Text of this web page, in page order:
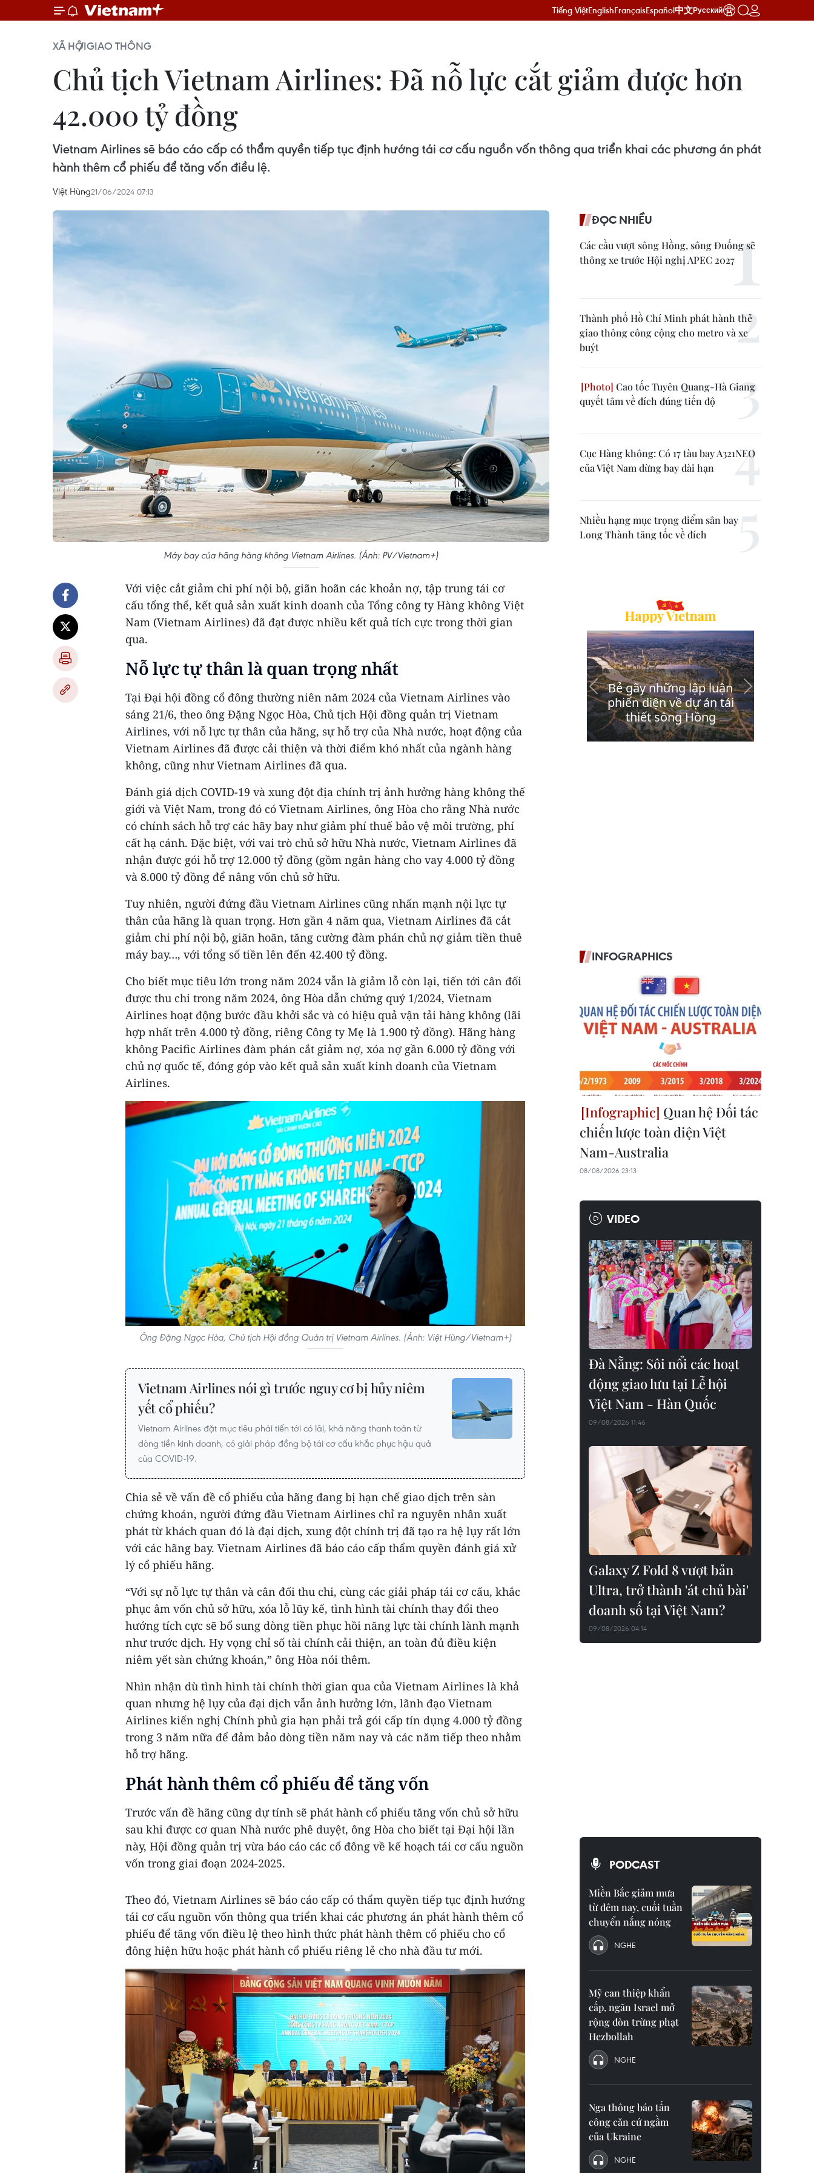
Tiếng ViệtEnglishFrançaisEspañol中文Русский
XÃ HỘIGIAO THÔNG
Chủ tịch Vietnam Airlines: Đã nỗ lực cắt giảm được hơn
42.000 tỷ đồng
Vietnam Airlines sẽ báo cáo cấp có thẩm quyền tiếp tục định hướng tái cơ cấu nguồn vốn thông qua triển khai các phương án phát
hành thêm cổ phiếu để tăng vốn điều lệ.
Việt Hùng21/06/2024 07:13
Máy bay của hãng hàng không Vietnam Airlines. (Ảnh: PV/Vietnam+)
Với việc cắt giảm chi phí nội bộ, giãn hoãn các khoản nợ, tập trung tái cơ
cấu tổng thể, kết quả sản xuất kinh doanh của Tổng công ty Hàng không Việt
Nam (Vietnam Airlines) đã đạt được nhiều kết quả tích cực trong thời gian
qua.
Nỗ lực tự thân là quan trọng nhất
Tại Đại hội đồng cổ đông thường niên năm 2024 của Vietnam Airlines vào
sáng 21/6, theo ông Đặng Ngọc Hòa, Chủ tịch Hội đồng quản trị Vietnam
Airlines, với nỗ lực tự thân của hãng, sự hỗ trợ của Nhà nước, hoạt động của
Vietnam Airlines đã được cải thiện và thời điểm khó nhất của ngành hàng
không, cũng như Vietnam Airlines đã qua.
Đánh giá dịch COVID-19 và xung đột địa chính trị ảnh hưởng hàng không thế
giới và Việt Nam, trong đó có Vietnam Airlines, ông Hòa cho rằng Nhà nước
có chính sách hỗ trợ các hãy bay như giảm phí thuế bảo vệ môi trường, phí
cất hạ cánh. Đặc biệt, với vai trò chủ sở hữu Nhà nước, Vietnam Airlines đã
nhận được gói hỗ trợ 12.000 tỷ đồng (gồm ngân hàng cho vay 4.000 tỷ đồng
và 8.000 tỷ đồng để nâng vốn chủ sở hữu.
Tuy nhiên, người đứng đầu Vietnam Airlines cũng nhấn mạnh nội lực tự
thân của hãng là quan trọng. Hơn gần 4 năm qua, Vietnam Airlines đã cắt
giảm chi phí nội bộ, giãn hoãn, tăng cường đàm phán chủ nợ giảm tiền thuê
máy bay…, với tổng số tiền lên đến 42.400 tỷ đồng.
Cho biết mục tiêu lớn trong năm 2024 vẫn là giảm lỗ còn lại, tiến tới cân đối
được thu chi trong năm 2024, ông Hòa dẫn chứng quý 1/2024, Vietnam
Airlines hoạt động bước đầu khởi sắc và có hiệu quả vận tải hàng không (lãi
hợp nhất trên 4.000 tỷ đồng, riêng Công ty Mẹ là 1.900 tỷ đồng). Hãng hàng
không Pacific Airlines đàm phán cắt giảm nợ, xóa nợ gần 6.000 tỷ đồng với
chủ nợ quốc tế, đóng góp vào kết quả sản xuất kinh doanh của Vietnam
Airlines.
Ông Đặng Ngọc Hòa, Chủ tịch Hội đồng Quản trị Vietnam Airlines. (Ảnh: Việt Hùng/Vietnam+)
Vietnam Airlines nói gì trước nguy cơ bị hủy niêm
yết cổ phiếu?
Vietnam Airlines đặt mục tiêu phải tiến tới có lãi, khả năng thanh toán từ
dòng tiền kinh doanh, có giải pháp đồng bộ tái cơ cấu khắc phục hậu quả
của COVID-19.
Chia sẻ về vấn đề cổ phiếu của hãng đang bị hạn chế giao dịch trên sàn
chứng khoán, người đứng đầu Vietnam Airlines chỉ ra nguyên nhân xuất
phát từ khách quan đó là đại dịch, xung đột chính trị đã tạo ra hệ lụy rất lớn
với các hãng bay. Vietnam Airlines đã báo cáo cấp thẩm quyền đánh giá xử
lý cổ phiếu hãng.
“Với sự nỗ lực tự thân và cân đối thu chi, cùng các giải pháp tái cơ cấu, khắc
phục âm vốn chủ sở hữu, xóa lỗ lũy kế, tình hình tài chính thay đổi theo
hướng tích cực sẽ bổ sung dòng tiền phục hồi năng lực tài chính lành mạnh
như trước dịch. Hy vọng chỉ số tài chính cải thiện, an toàn đủ điều kiện
niêm yết sàn chứng khoán,” ông Hòa nói thêm.
Nhìn nhận dù tình hình tài chính thời gian qua của Vietnam Airlines là khả
quan nhưng hệ lụy của đại dịch vẫn ảnh hưởng lớn, lãnh đạo Vietnam
Airlines kiến nghị Chính phủ gia hạn phải trả gói cấp tín dụng 4.000 tỷ đồng
trong 3 năm nữa để đảm bảo dòng tiền năm nay và các năm tiếp theo nhằm
hỗ trợ hãng.
Phát hành thêm cổ phiếu để tăng vốn
Trước vấn đề hãng cũng dự tính sẽ phát hành cổ phiếu tăng vốn chủ sở hữu
sau khi được cơ quan Nhà nước phê duyệt, ông Hòa cho biết tại Đại hội lần
này, Hội đồng quản trị vừa báo cáo các cổ đông về kế hoạch tái cơ cấu nguồn
vốn trong giai đoạn 2024-2025.
Theo đó, Vietnam Airlines sẽ báo cáo cấp có thẩm quyền tiếp tục định hướng
tái cơ cấu nguồn vốn thông qua triển khai các phương án phát hành thêm cổ
phiếu để tăng vốn điều lệ theo hình thức phát hành thêm cổ phiếu cho cổ
đông hiện hữu hoặc phát hành cổ phiếu riêng lẻ cho nhà đầu tư mới.
ĐỌC NHIỀU
Các cầu vượt sông Hồng, sông Đuống sẽ
thông xe trước Hội nghị APEC 2027
Thành phố Hồ Chí Minh phát hành thẻ
giao thông công cộng cho metro và xe
buýt
Cao tốc Tuyên Quang-Hà Giang
quyết tâm về đích đúng tiến độ
Cục Hàng không: Có 17 tàu bay A321NEO
của Việt Nam dừng bay dài hạn
Nhiều hạng mục trọng điểm sân bay
Long Thành tăng tốc về đích
INFOGRAPHICS
Quan hệ Đối tác
chiến lược toàn diện Việt
Nam-Australia
08/08/2026 23:13
VIDEO
Đà Nẵng: Sôi nổi các hoạt
động giao lưu tại Lễ hội
Việt Nam - Hàn Quốc
09/08/2026 11:46
Galaxy Z Fold 8 vượt bản
Ultra, trở thành 'át chủ bài'
doanh số tại Việt Nam?
09/08/2026 04:14
PODCAST
Miền Bắc giảm mưa
từ đêm nay, cuối tuần
chuyển nắng nóng
NGHE
Mỹ can thiệp khẩn
cấp, ngăn Israel mở
rộng đòn trừng phạt
Hezbollah
NGHE
Nga thông báo tấn
công căn cứ ngầm
của Ukraine
NGHE